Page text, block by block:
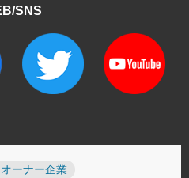
オーナー企業
SNS